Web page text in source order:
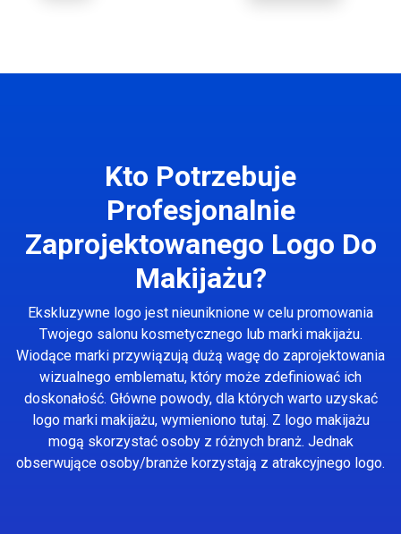
Kto Potrzebuje
Profesjonalnie
Zaprojektowanego Logo Do
Makijażu?
Ekskluzywne logo jest nieuniknione w celu promowania
Twojego salonu kosmetycznego lub marki makijażu.
Wiodące marki przywiązują dużą wagę do zaprojektowania
wizualnego emblematu, który może zdefiniować ich
doskonałość. Główne powody, dla których warto uzyskać
logo marki makijażu, wymieniono tutaj. Z logo makijażu
mogą skorzystać osoby z różnych branż. Jednak
obserwujące osoby/branże korzystają z atrakcyjnego logo.